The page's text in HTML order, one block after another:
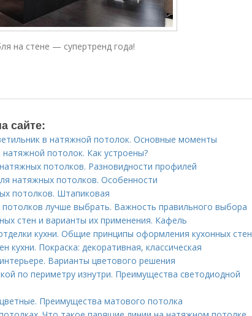
на стене — супертренд года!
сайте:
в натяжной потолок. Основные моменты
потолок. Как устроены?
потолков. Разновидности профилей
натяжных потолков. Особенности
потолков. Штапиковая
лучше выбрать. Важность правильного выбора
стен и варианты их применения. Кафель
кухни. Общие принципы оформления кухонных стен
кухни. Покраска: декоративная, классическая
Варианты цветового решения
по периметру изнутри. Преимущества светодиодной
Преимущества матового потолка